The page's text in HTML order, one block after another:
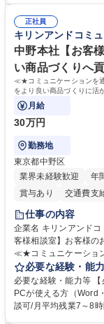
幅広く経験を積みたい意欲
務・人事】未経験歓迎
指す
のご経験 ■労務管理（
■衛生管理者の資格をお持ちの方 学歴・資格 学歴
専修学校 高校 語学力
正社員
キリンアンドコミ
中野本社【お客
い商品づくりへ
≪★コミュニケーションを
をより良い商品づくりに活
月給
30万円
勤務地
東京都中野区
業界未経験歓迎
年
賞与あり
交通費支
仕事の内容
企業名 キリンアンドコミュニケ
客様相談室】お客様のお声
≪★コミュニケーショ
お客様のお声をより良
様相談室でのお仕事です。 日々お客様からいただくキリング
意見を、企業活動に活
って対応、情報提供す
必要な経験・能
必要な経験・能力等
PCが使える方（Word
談可/月平均残業7～8時間程度 【入社後の研修】着任か